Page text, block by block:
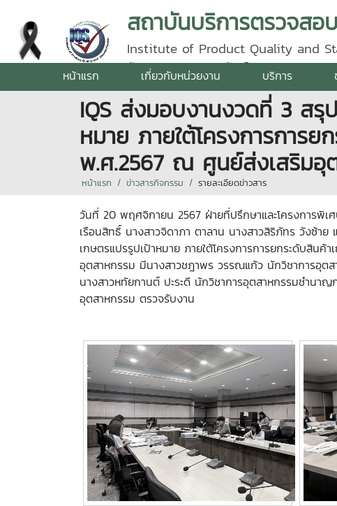
Institute of Product Quality and
รัตนราชสุดา | โทรศัพท์ 0 5387 5640
หน้าแรก เกี่ยวกับหน่วยงาน บริการ
IQS ส่งมอบงานงวดที่ 3 ส
หมาย ภายใต้โครงการการ
พ.ศ.2567 ณ ศูนย์ส่งเสริมอุ
หน้าแรก ข่าวสารกิจกรรม รายละเอียดข่าวสาร
วันที่ 20 พฤศจิกายน 2567 ฝ่ายที่ปรึกษาและโครงการพิ
เรือนสิทธิ์ นางสาวจิดาภา ตาลาน นางสาวสิริภัทร วังซ้
เกษตรแปรรูปเป้าหมาย ภายใต้โครงการการยกระดับสิ
อุตสาหกรรม มีนางสาวชฎาพร วรรณแก้ว นักวิชาการอุ
นางสาวหทัยกานต์ ปะระดี นักวิชาการอุตสาหกรรมชำนา
อุตสาหกรรม ตรวจรับงาน